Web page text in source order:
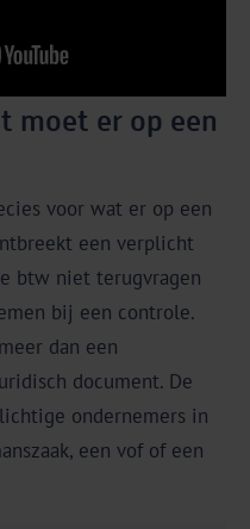
moet er op een
voor wat er op een
een verplicht
btw niet terugvragen
bij een controle.
dan een
document. De
ondernemers in
een vof of een